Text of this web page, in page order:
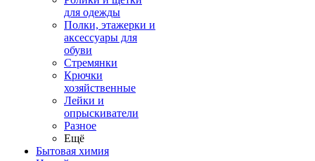
для одежды
Полки, этажерки и
аксессуары для
обуви
Стремянки
Крючки
хозяйственные
Лейки и
опрыскиватели
Разное
Ещё
Бытовая химия